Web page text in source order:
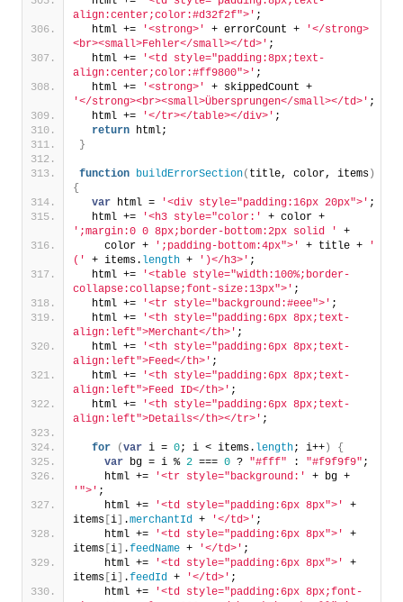
align:center;color:#d32f2f">' ;
  html +=
'<strong>' + errorCount +
'</strong>
<br><small>Fehler</small></td>' ;
  html +=
'<td style="padding:8px;text-
align:center;color:#ff9800">' ;
  html +=
'<strong>'
'</strong><br><small>Übersprungen</small></td>' ;
  html +=
'</tr></table></div>' ;
return html;
}
function buildErrorSection( title, color, items )
{
var html = '<div style="padding:16px 20px">' ;
  html +=
'<h3 style="color:'
';margin:0 0 8px;border-bottom:2px solid '
+
    color +
';padding-bottom:4px">' + title +
'
('
+ items. length + ')</h3>' ;
  html +=
'<table style="width:100%;border-
collapse:collapse;font-size:13px">' ;
  html +=
'<tr style="background:#eee">' ;
  html +=
'<th style="padding:6px 8px;text-
align:left">Merchant</th>' ;
  html +=
'<th style="padding:6px 8px;text-
align:left">Feed</th>' ;
  html +=
'<th style="padding:6px 8px;text-
align:left">Feed ID</th>' ;
  html +=
'<th style="padding:6px 8px;text-
align:left">Details</th></tr>' ;
for (var i = 0; i < items. length; i++ )
{
var bg = i % 2 === 0 ? "#fff" : "#f9f9f9" ;
    html +=
'<tr style="background:'
'">' ;
    html +=
'<td style="padding:6px 8px">'
+
items i .merchantId + '</td>' ;
    html +=
'<td style="padding:6px 8px">'
+
items i .feedName + '</td>' ;
    html +=
'<td style="padding:6px 8px">'
+
items i .feedId + '</td>' ;
    html +=
'<td style="padding:6px 8px;font-